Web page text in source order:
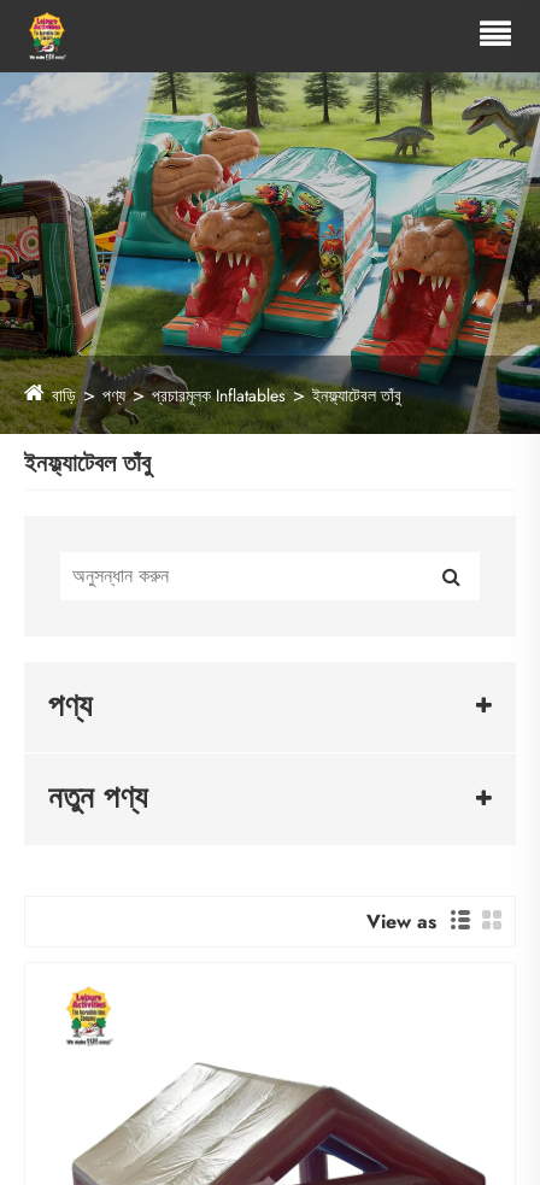
বাড়ি পণ্য প্রচারমূলক Inflatables ইনফ্ল্যাটেবল তাঁবু
ইনফ্ল্যাটেবল তাঁবু
পণ্য
নতুন পণ্য
View as